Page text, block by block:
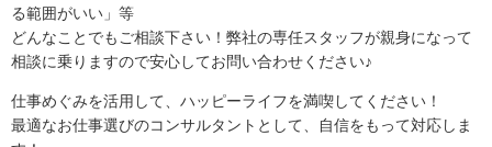
る範囲がいい」等
どんなことでもご相談下さい！弊社の専任スタッフが親身になって
相談に乗りますので安心してお問い合わせください♪
仕事めぐみを活用して、ハッピーライフを満喫してください！
最適なお仕事選びのコンサルタントとして、自信をもって対応しま